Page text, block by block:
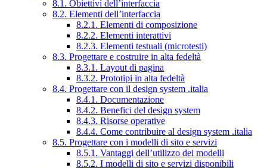
8.1. Obiettivi dell’interfaccia
8.2. Elementi dell’interfaccia
8.2.1. Elementi di composizione
8.2.2. Elementi interattivi
8.2.3. Elementi testuali (microtesti)
8.3. Progettare e costruire in alta fedeltà
8.3.1. Layout di pagina
8.3.2. Prototipi in alta fedeltà
8.4. Progettare con il design system .italia
8.4.1. Documentazione
8.4.2. Benefici del design system
8.4.3. Risorse operative
8.4.4. Come contribuire al design system .italia
8.5. Progettare con i modelli di sito e servizi
8.5.1. Vantaggi dell’utilizzo dei modelli
8.5.2. I modelli di sito e servizi disponibili